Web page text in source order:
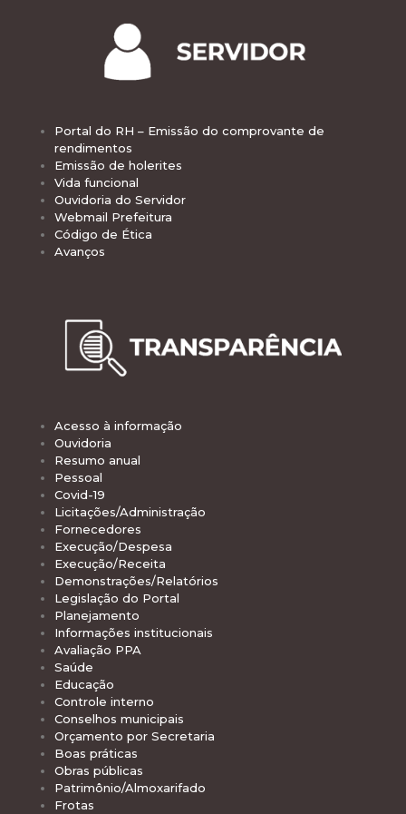
Portal do RH – Emissão do comprovante de
rendimentos
Emissão de holerites
Vida funcional
Ouvidoria do Servidor
Webmail Prefeitura
Código de Ética
Avanços
Acesso à informação
Ouvidoria
Resumo anual
Pessoal
Covid-19
Licitações/Administração
Fornecedores
Execução/Despesa
Execução/Receita
Demonstrações/Relatórios
Legislação do Portal
Planejamento
Informações institucionais
Avaliação PPA
Saúde
Educação
Controle interno
Conselhos municipais
Orçamento por Secretaria
Boas práticas
Obras públicas
Patrimônio/Almoxarifado
Frotas